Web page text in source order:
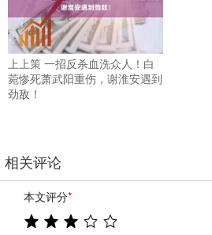
上上策 一招反杀血洗众人！白
菀惨死萧武阳重伤，谢淮安遇到
劲敌！
相关评论
本文评分*